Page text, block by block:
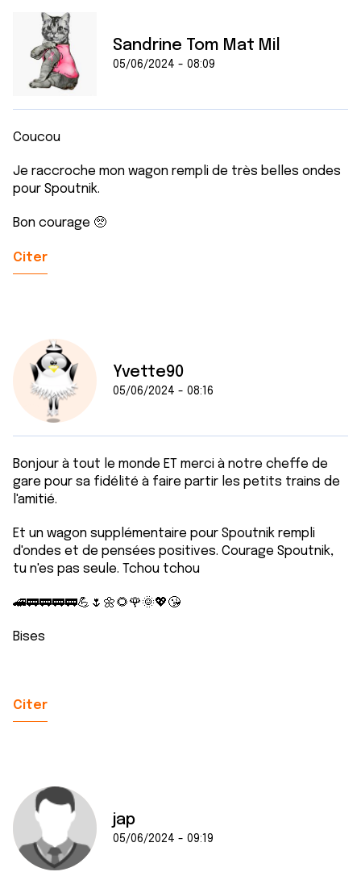
Sandrine Tom Mat Mil
05/06/2024 - 08:09
Coucou
Je raccroche mon wagon rempli de très belles ondes
pour Spoutnik.
Bon courage 🥺
Citer
Yvette90
05/06/2024 - 08:16
Bonjour à tout le monde ET merci à notre cheffe de
gare pour sa fidélité à faire partir les petits trains de
l'amitié.
Et un wagon supplémentaire pour Spoutnik rempli
d'ondes et de pensées positives. Courage Spoutnik,
tu n'es pas seule. Tchou tchou
🚄🚃🚃🚃🚃💪🌷🌼🌻🌹🌞💖😘
Bises
Citer
jap
05/06/2024 - 09:19